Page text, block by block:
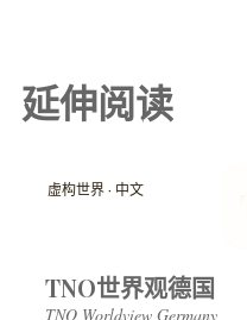
延伸阅读
虚构世界 · 中文
TNO世界观德国
TNO Worldview Germany